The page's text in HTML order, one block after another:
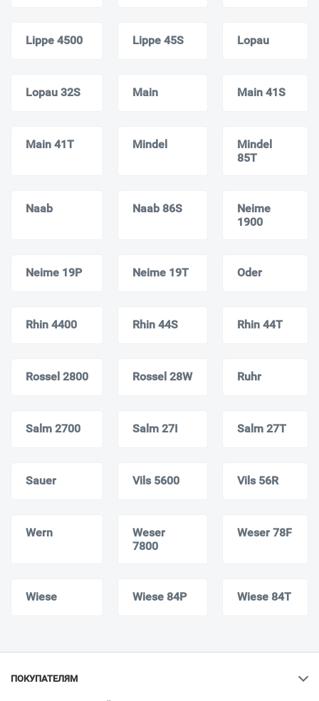
Lippe 4500 Lippe 45S Lopau
Lopau 32S Main Main 41S
Main 41T Mindel
Mindel
85T
Naab Naab 86S
Neime
1900
Neime 19P Neime 19T Oder
Rhin 4400 Rhin 44S Rhin 44T
Rossel 2800 Rossel 28W Ruhr
Salm 2700 Salm 27I Salm 27T
Sauer Vils 5600 Vils 56R
Wern
Weser
7800
Weser 78F
Wiese Wiese 84P Wiese 84T
ПОКУПАТЕЛЯМ